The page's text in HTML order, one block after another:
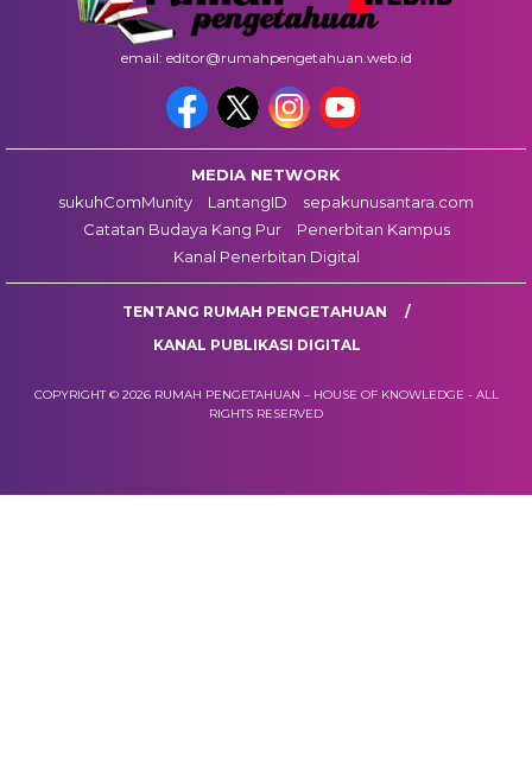
email: editor@rumahpengetahuan.web.id
MEDIA NETWORK
sukuhComMunity
LantangID
sepakunusantara.com
Catatan Budaya Kang Pur
Penerbitan Kampus
Kanal Penerbitan Digital
TENTANG RUMAH PENGETAHUAN
KANAL PUBLIKASI DIGITAL
COPYRIGHT © 2026 RUMAH PENGETAHUAN – HOUSE OF KNOWLEDGE - ALL
RIGHTS RESERVED